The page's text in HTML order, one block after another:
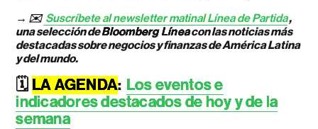
→ ✉️ Suscríbete al newsletter matinal Línea de Partida,
una selección deBloomberg Líneacon las noticias más
destacadas sobre negocios y finanzas de América Latina
y del mundo.
🗓️ LA AGENDA: Los eventos e
indicadores destacados de hoy y de la
semana